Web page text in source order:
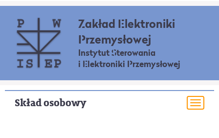
Zakład Elektroniki
Przemysłowej
Instytut Sterowania
i Elektroniki Przemysłowej
Skład osobowy